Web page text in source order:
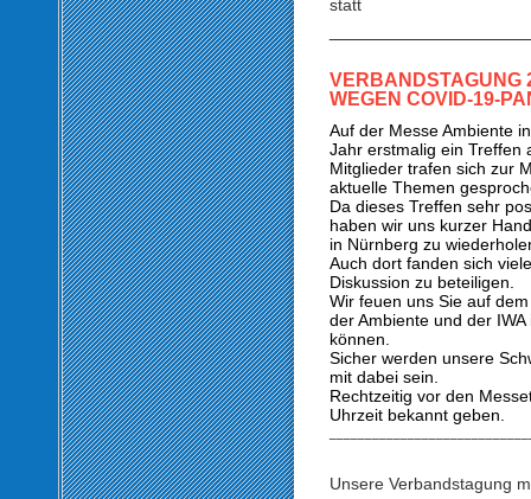
statt
VERBANDSTAGUNG
WEGEN COVID-19-
Auf der Messe Ambiente
Jahr erstmalig ein Treffen
Mitglieder trafen sich zur
aktuelle Themen
Da dieses Treffen sehr
haben wir uns kurzer
in Nürnberg zu
Auch dort fanden sich
Diskussion zu beteiligen.
Wir feuen uns Sie auf
der Ambiente und der
können.
Sicher werden unsere
mit dabei sein.
Rechtzeitig vor den
Uhrzeit bekannt geben.
Unsere Verbandstagung